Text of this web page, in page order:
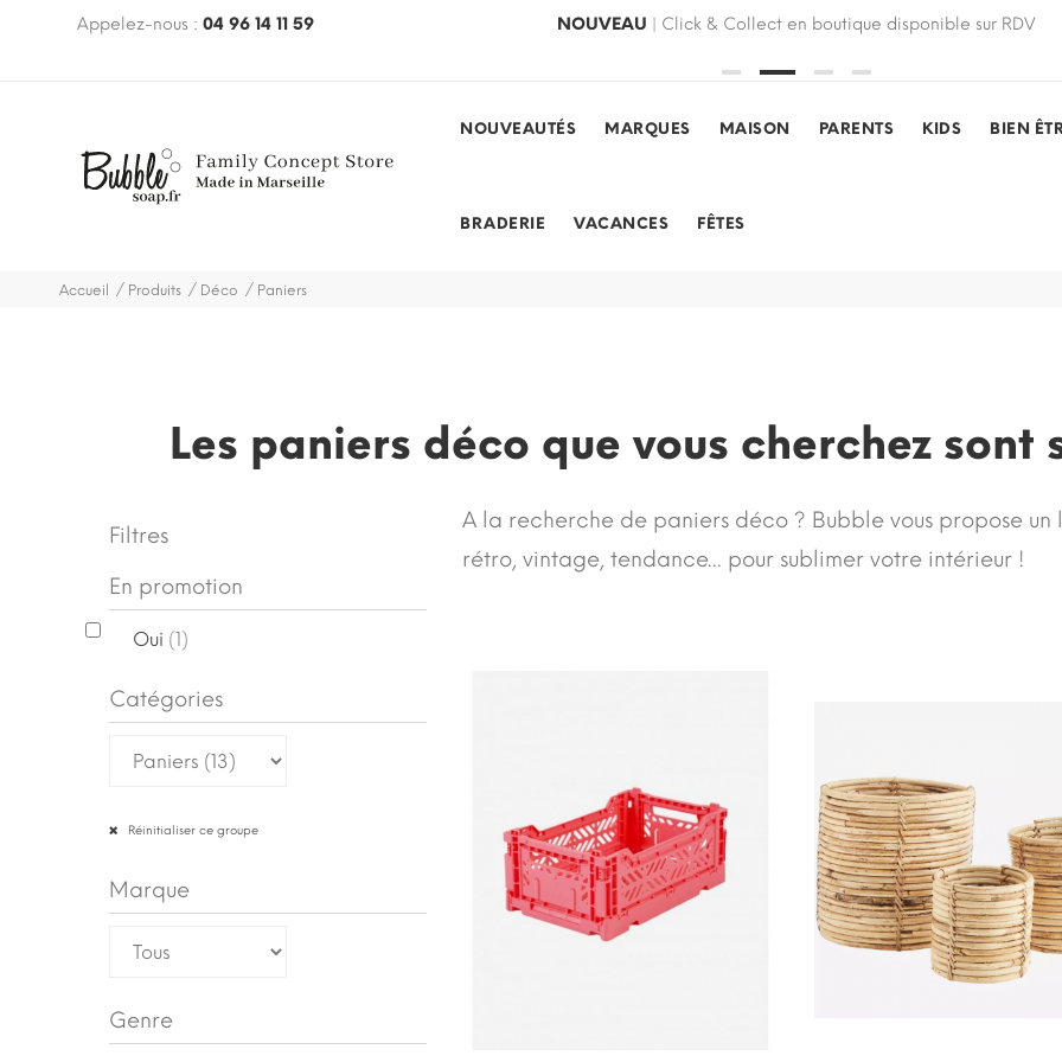
Appelez-nous : 04 96 14 11 59
avec le code BUBBLEFREE(hors mobilier, hors
NOUVEAU | Click & Collect en boutique disponible sur RDV
NOUVEAUTÉS MARQUES MAISON PARENTS KIDS BIEN
BRADERIE VACANCES FÊTES
Accueil Produits Déco Paniers
Filtres
En promotion
Oui (1)
Catégories
Réinitialiser ce groupe
Marque
Genre
Les paniers déco que vous cherchez
A la recherche de paniers déco ? Bubble vous propose
rétro, vintage, tendance... pour sublimer votre intérieur !